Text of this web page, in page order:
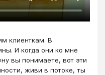
клиенткам. В
И когда они ко мне
вы понимаете, вот эти
живи в потоке, ты